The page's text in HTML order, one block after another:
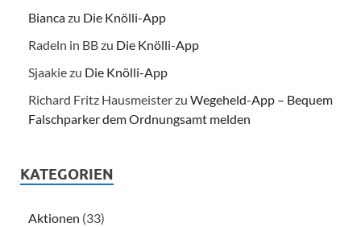
Biancazu Die Knölli-App
Radeln in BBzu Die Knölli-App
Sjaakiezu Die Knölli-App
Richard Fritz Hausmeisterzu Wegeheld-App – Bequem
Falschparker dem Ordnungsamt melden
KATEGORIEN
Aktionen (33)